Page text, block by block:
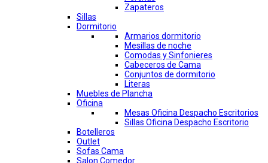
Zapateros
Sillas
Dormitorio
Armarios dormitorio
Mesillas de noche
Comodas y Sinfonieres
Cabeceros de Cama
Conjuntos de dormitorio
Literas
Muebles de Plancha
Oficina
Mesas Oficina Despacho Escritorios
Sillas Oficina Despacho Escritorio
Botelleros
Outlet
Sofas Cama
Salon Comedor